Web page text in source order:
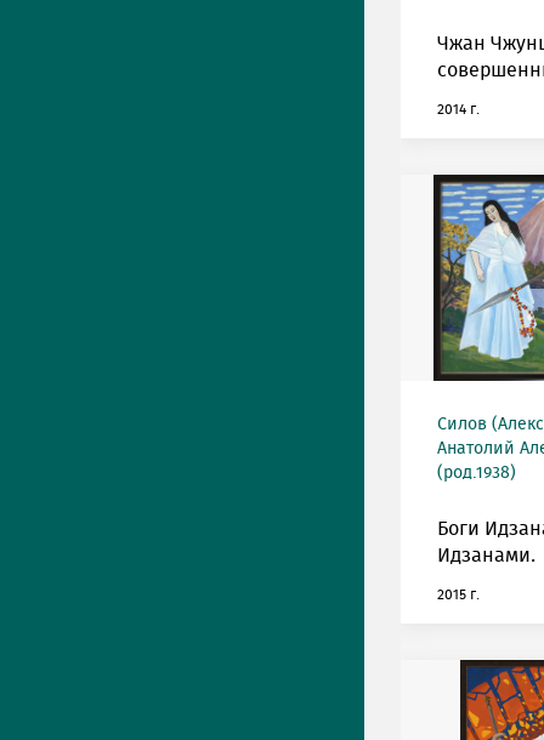
Чжан
2014 г.
Силов
Анатолий
(род.1938)
Боги
Идзанами.
2015 г.